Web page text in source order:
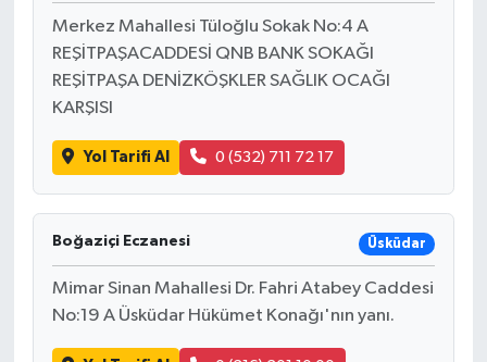
Merkez Mahallesi Tüloğlu Sokak No:4 A
REŞİTPAŞACADDESİ QNB BANK SOKAĞI
REŞİTPAŞA DENİZKÖŞKLER SAĞLIK OCAĞI
KARŞISI
Yol Tarifi Al 0 (532) 711 72 17
Boğaziçi Eczanesi Üsküdar
Mimar Sinan Mahallesi Dr. Fahri Atabey Caddesi
No:19 A Üsküdar Hükümet Konağı'nın yanı.